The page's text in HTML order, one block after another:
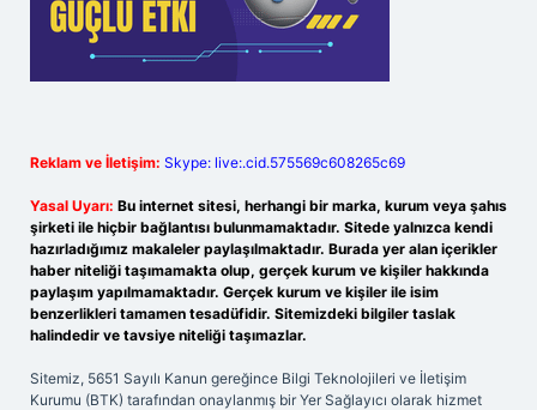
Reklam ve İletişim: Skype: live:.cid.575569c608265c69
Yasal Uyarı: Bu internet sitesi, herhangi bir marka, kurum veya şahıs
şirketi ile hiçbir bağlantısı bulunmamaktadır. Sitede yalnızca kendi
hazırladığımız makaleler paylaşılmaktadır. Burada yer alan içerikler
haber niteliği taşımamakta olup, gerçek kurum ve kişiler hakkında
paylaşım yapılmamaktadır. Gerçek kurum ve kişiler ile isim
benzerlikleri tamamen tesadüfidir. Sitemizdeki bilgiler taslak
halindedir ve tavsiye niteliği taşımazlar.
Sitemiz, 5651 Sayılı Kanun gereğince Bilgi Teknolojileri ve İletişim
Kurumu (BTK) tarafından onaylanmış bir Yer Sağlayıcı olarak hizmet